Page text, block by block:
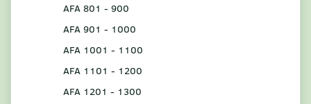
AFA 801 - 900
AFA 901 - 1000
AFA 1001 - 1100
AFA 1101 - 1200
AFA 1201 - 1300